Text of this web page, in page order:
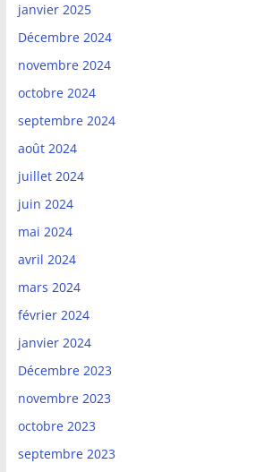
janvier 2025
Décembre 2024
novembre 2024
octobre 2024
septembre 2024
août 2024
juillet 2024
juin 2024
mai 2024
avril 2024
mars 2024
février 2024
janvier 2024
Décembre 2023
novembre 2023
octobre 2023
septembre 2023